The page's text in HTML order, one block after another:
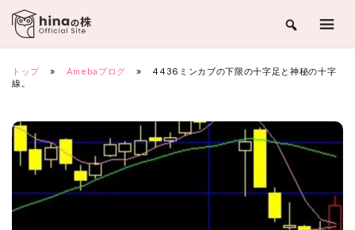
Skip
content
トップ » Amebaブログ »
4436ミンカブの下限の十字足と神秘の十字
線。